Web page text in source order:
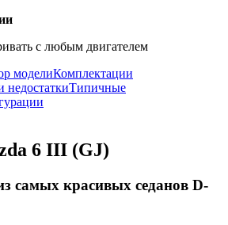
с любым двигателем
моделиКомплектации
недостаткиТипичные
6 III (GJ)
самых красивых седанов D-